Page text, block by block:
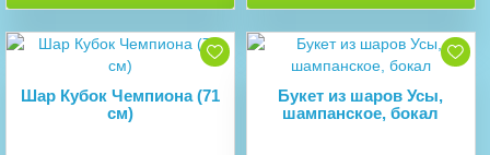
Шар Кубок Чемпиона (71
см)
Букет из шаров Усы,
шампанское, бокал